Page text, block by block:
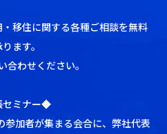
移住に関する各種ご相談を無料
ます。
合わせください。
ミナー◆
参加者が集まる会合に、弊社代表